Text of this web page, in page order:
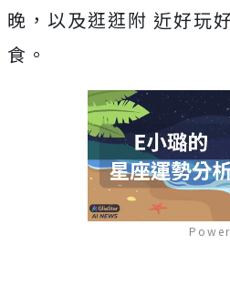
晚，以及逛逛附 近好玩
食。